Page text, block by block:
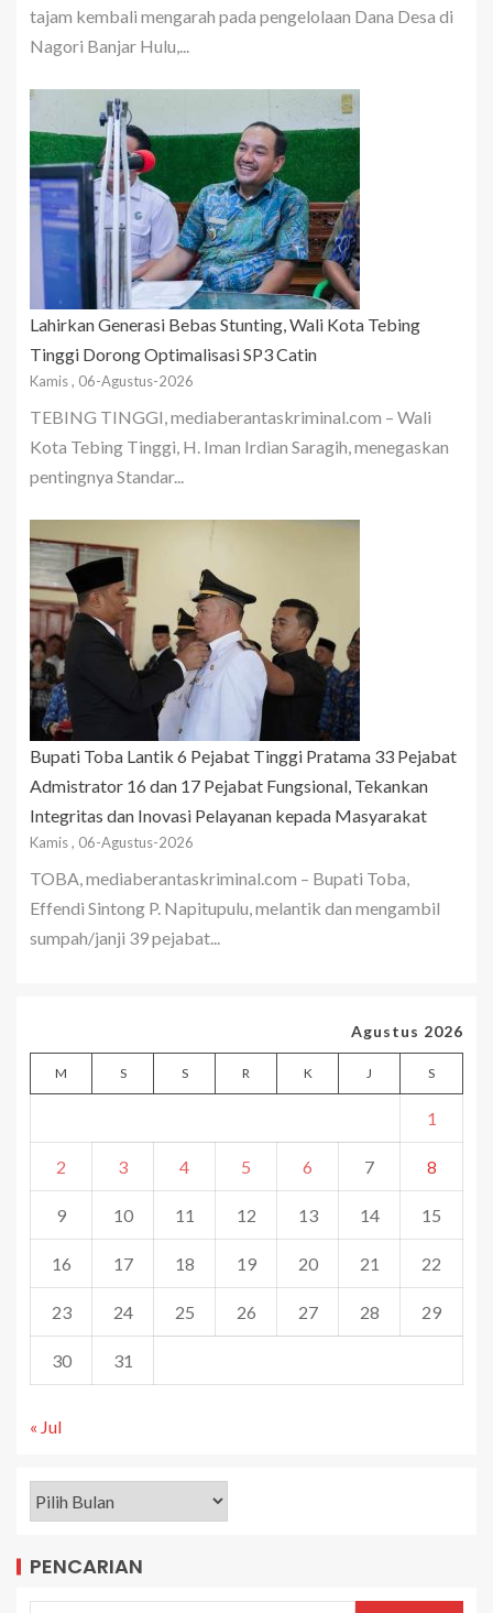
tajam kembali mengarah pada pengelolaan Dana Desa di
Nagori Banjar Hulu,...
Lahirkan Generasi Bebas Stunting, Wali Kota Tebing
Tinggi Dorong Optimalisasi SP3 Catin
Kamis , 06-Agustus-2026
TEBING TINGGI, mediaberantaskriminal.com – Wali
Kota Tebing Tinggi, H. Iman Irdian Saragih, menegaskan
pentingnya Standar...
Bupati Toba Lantik 6 Pejabat Tinggi Pratama 33 Pejabat
Admistrator 16 dan 17 Pejabat Fungsional, Tekankan
Integritas dan Inovasi Pelayanan kepada Masyarakat
Kamis , 06-Agustus-2026
TOBA, mediaberantaskriminal.com – Bupati Toba,
Effendi Sintong P. Napitupulu, melantik dan mengambil
sumpah/janji 39 pejabat...
Agustus 2026
M S S R K J S
1
2 3 4 5 6 7 8
9 10 11 12 13 14 15
16 17 18 19 20 21 22
23 24 25 26 27 28 29
30 31
« Jul
PENCARIAN